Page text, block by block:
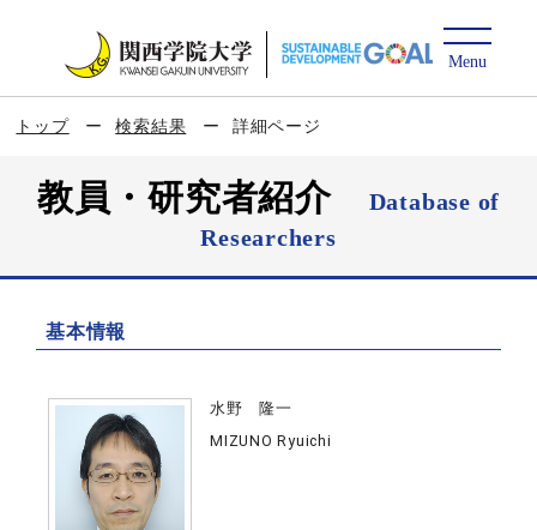
トップ 検索結果 詳細ページ
教員・研究者紹介
Database of
Researchers
基本情報
水野 隆一
MIZUNO Ryuichi